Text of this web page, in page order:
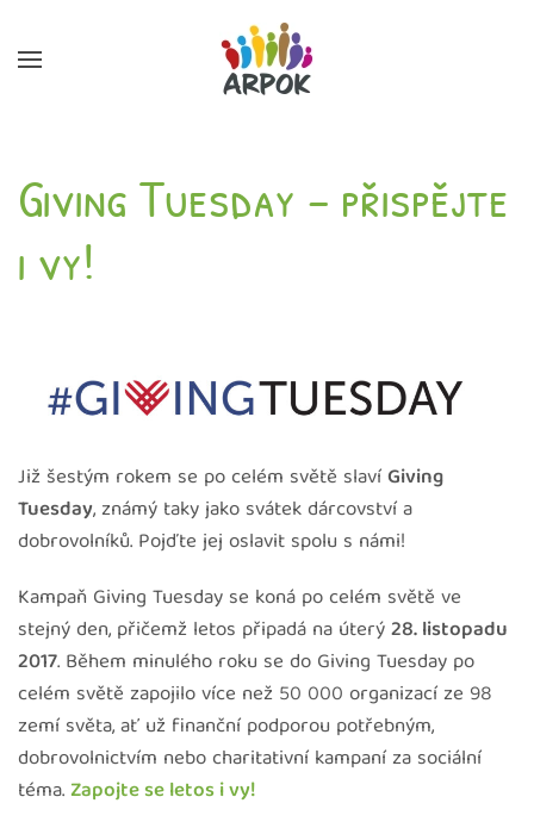
Skip to main content
Giving Tuesday – přispějte
i vy!
Již šestým rokem se po celém světě slavíGiving
Tuesday, známý taky jako svátek dárcovství a
dobrovolníků. Pojďte jej oslavit spolu s námi!
Kampaň Giving Tuesday se koná po celém světě ve
stejný den, přičemž letos připadá na úterý28. listopadu
2017. Během minulého roku se do Giving Tuesday po
celém světě zapojilo více než 50 000 organizací ze 98
zemí světa, ať už finanční podporou potřebným,
dobrovolnictvím nebo charitativní kampaní za sociální
téma. Zapojte se letos i vy!